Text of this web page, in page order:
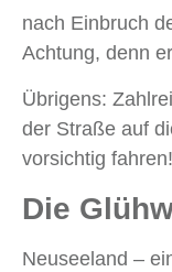
nach Einbruch
Achtung, denn
Übrigens:
der Straße auf
vorsichtig fahren!
Die
Neuseeland –